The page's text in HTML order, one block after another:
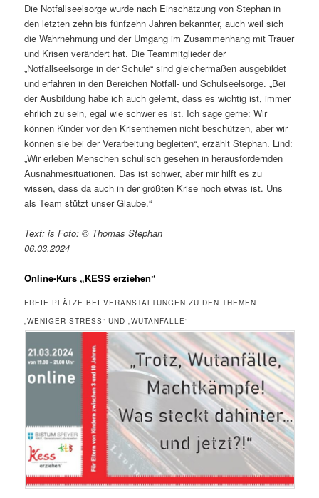
Die Notfallseelsorge wurde nach Einschätzung von Stephan in
den letzten zehn bis fünfzehn Jahren bekannter, auch weil sich
die Wahrnehmung und der Umgang im Zusammenhang mit Trauer
und Krisen verändert hat. Die Teammitglieder der
„Notfallseelsorge in der Schule“ sind gleichermaßen ausgebildet
und erfahren in den Bereichen Notfall- und Schulseelsorge. „Bei
der Ausbildung habe ich auch gelernt, dass es wichtig ist, immer
ehrlich zu sein, egal wie schwer es ist. Ich sage gerne: Wir
können Kinder vor den Krisenthemen nicht beschützen, aber wir
können sie bei der Verarbeitung begleiten“, erzählt Stephan. Lind:
„Wir erleben Menschen schulisch gesehen in herausfordernden
Ausnahmesituationen. Das ist schwer, aber mir hilft es zu
wissen, dass da auch in der größten Krise noch etwas ist. Uns
als Team stützt unser Glaube.“
Text: is Foto: © Thomas Stephan
06.03.2024
Online-Kurs „KESS erziehen“
FREIE PLÄTZE BEI VERANSTALTUNGEN ZU DEN THEMEN
„WENIGER STRESS“ UND „WUTANFÄLLE“